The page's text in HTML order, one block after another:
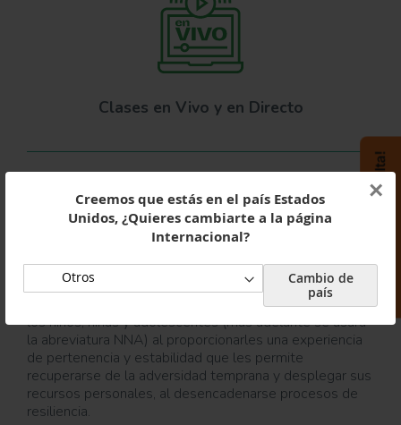
Creemos que estás en el país Estados
Unidos, ¿Quieres cambiarte a la página
Internacional?
Cambio de
país
×
¡Tengo una consulta!